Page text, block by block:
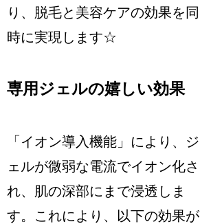
り、脱毛と美容ケアの効果を同
時に実現します☆
専用ジェルの嬉しい効果
「イオン導入機能」により、ジ
ェルが微弱な電流でイオン化さ
れ、肌の深部にまで浸透しま
す。これにより、以下の効果が